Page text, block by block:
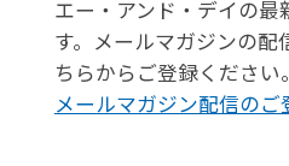
エー・アンド・デイの最
す。メールマガジンの配
ちらからご登録ください。
メールマガジン配信のご